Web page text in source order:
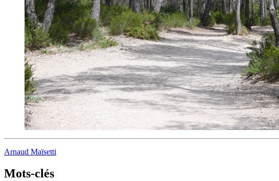
Arnaud Maïsetti
Mots-clés